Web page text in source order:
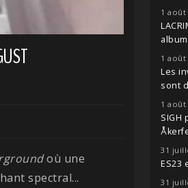
où une
spectral...
1 août
1 août
Les
sont
1 août
SIGH
31
ES23
31